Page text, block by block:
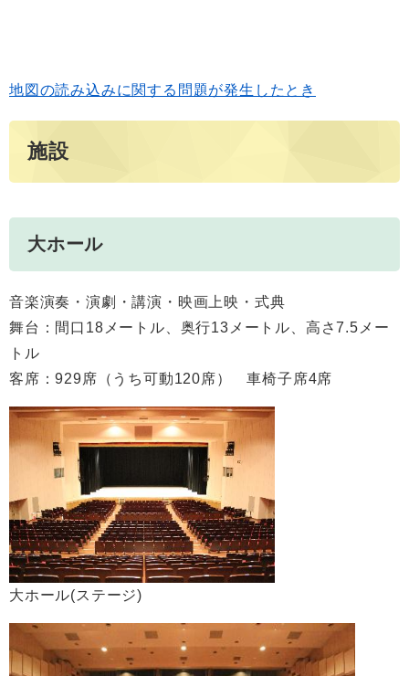
地図の読み込みに関する問題が発生したとき
施設
大ホール
音楽演奏・演劇・講演・映画上映・式典
舞台：間口18メートル、奥行13メートル、高さ7.5メー
トル
客席：929席（うち可動120席） 車椅子席4席
大ホール(ステージ)